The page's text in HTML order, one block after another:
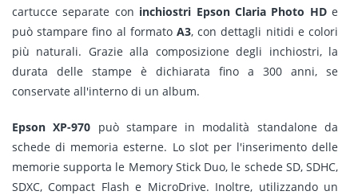
cartucce separate con inchiostri Epson Claria Photo HDe
può stampare fino al formato A3, con dettagli nitidi e colori
più naturali. Grazie alla composizione degli inchiostri, la
durata delle stampe è dichiarata fino a 300 anni, se
conservate all'interno di un album.
Epson XP-970 può stampare in modalità standalone da
schede di memoria esterne. Lo slot per l'inserimento delle
memorie supporta le Memory Stick Duo, le schede SD, SDHC,
SDXC, Compact Flash e MicroDrive. Inoltre, utilizzando un